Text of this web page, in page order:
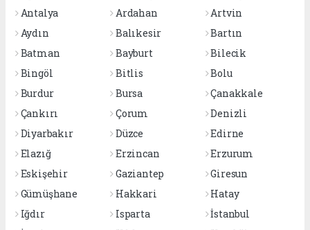
Antalya
Ardahan
Artvin
Aydın
Balıkesir
Bartın
Batman
Bayburt
Bilecik
Bingöl
Bitlis
Bolu
Burdur
Bursa
Çanakkale
Çankırı
Çorum
Denizli
Diyarbakır
Düzce
Edirne
Elazığ
Erzincan
Erzurum
Eskişehir
Gaziantep
Giresun
Gümüşhane
Hakkari
Hatay
Iğdır
Isparta
İstanbul